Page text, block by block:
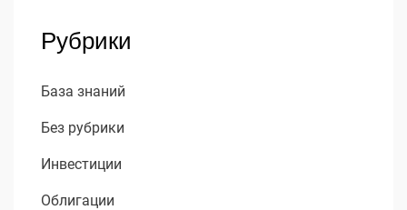
Рубрики
База знаний
Без рубрики
Инвестиции
Облигации